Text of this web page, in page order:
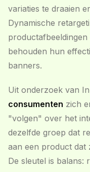
variaties te draaien
Dynamische
behouden hun
banners.
Uit onderzoek van
consumenten zich
"volgen" over het
dezelfde groep dat
aan een product dat
De sleutel is balans: